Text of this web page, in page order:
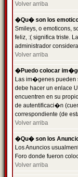
Volver arriba
�Qu� son los
Smileys, o emoticons,
feliz, :( significa triste.
administrador
Volver arriba
�Puedo colocar
Las im�genes pueden
debe hacer un enlace
encuentren en su
de autentificaci�n
correspondiente (de
Volver arriba
�Qu� son los
Los Anuncios
Foro donde fueron
Volver arriba